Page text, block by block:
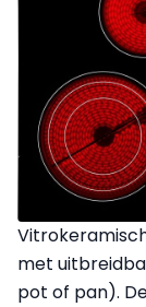
met
pot of pan).